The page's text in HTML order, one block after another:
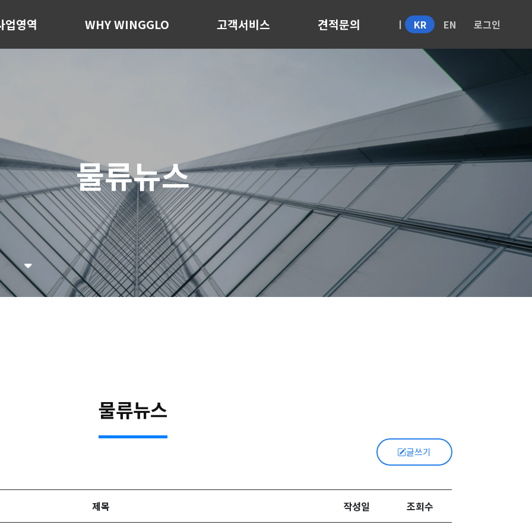
업영역 WHY WINGGLO 고객서비스 견적문의 KR EN 로그인
물류뉴스
물류뉴스
글쓰기
제목 작성일 조회수